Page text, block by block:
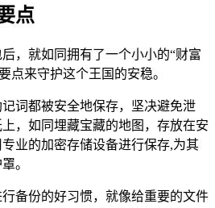
点
，就如同拥有了一个小小的“财富
点来守护这个王国的安稳。
词都被安全地保存，坚决避免泄
，如同埋藏宝藏的地图，存放在安
业的加密存储设备进行保存,为其
。
备份的好习惯，就像给重要的文件